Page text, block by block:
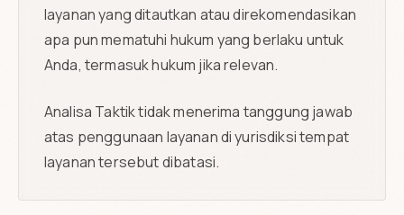
layanan yang ditautkan atau direkomendasikan
apa pun mematuhi hukum yang berlaku untuk
Anda, termasuk hukum jika relevan.
Analisa Taktik tidak menerima tanggung jawab
atas penggunaan layanan di yurisdiksi tempat
layanan tersebut dibatasi.